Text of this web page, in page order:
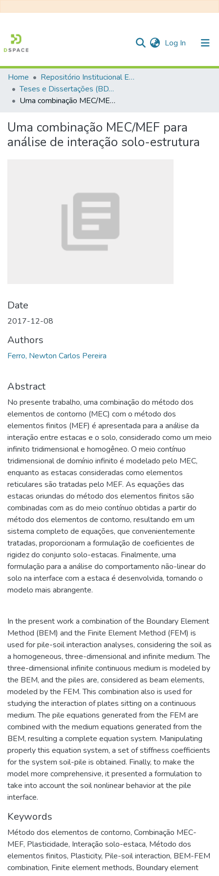
Log In (current)
Communities & Collections
All of DSpace
Statistics
Home
Repositório Institucional EESC
Teses e Dissertações (BDTD USP)
Uma combinação MEC/MEF para análise de interação solo-estrutura
Uma combinação MEC/MEF para
análise de interação solo-estrutura
Date
2017-12-08
Authors
Ferro, Newton Carlos Pereira
Abstract
No presente trabalho, uma combinação do método dos
elementos de contorno (MEC) com o método dos
elementos finitos (MEF) é apresentada para a análise da
interação entre estacas e o solo, considerado como um meio
infinito tridimensional e homogêneo. O meio contínuo
tridimensional de domínio infinito é modelado pelo MEC,
enquanto as estacas consideradas como elementos
reticulares são tratadas pelo MEF. As equações das
estacas oriundas do método dos elementos finitos são
combinadas com as do meio contínuo obtidas a partir do
método dos elementos de contorno, resultando em um
sistema completo de equações, que convenientemente
tratadas, proporcionam a formulação de coeficientes de
rigidez do conjunto solo-estacas. Finalmente, uma
formulação para a análise do comportamento não-linear do
solo na interface com a estaca é desenvolvida, tornando o
modelo mais abrangente.
In the present work a combination of the Boundary Element
Method (BEM) and the Finite Element Method (FEM) is
used for pile-soil interaction analyses, considering the soil as
a homogeneous, three-dimensional and infinite medium. The
three-dimensional infinite continuous medium is modeled by
the BEM, and the piles are, considered as beam elements,
modeled by the FEM. This combination also is used for
studying the interaction of plates sitting on a continuous
medium. The pile equations generated from the FEM are
combined with the medium equations generated from the
BEM, resulting a complete equation system. Manipulating
properly this equation system, a set of stiffness coefficients
for the system soil-pile is obtained. Finally, to make the
model more comprehensive, it presented a formulation to
take into account the soil nonlinear behavior at the pile
interface.
Keywords
Método dos elementos de contorno, Combinação MEC-
MEF, Plasticidade, Interação solo-estaca, Método dos
elementos finitos, Plasticity, Pile-soil interaction, BEM-FEM
combination, Finite element methods, Boundary element